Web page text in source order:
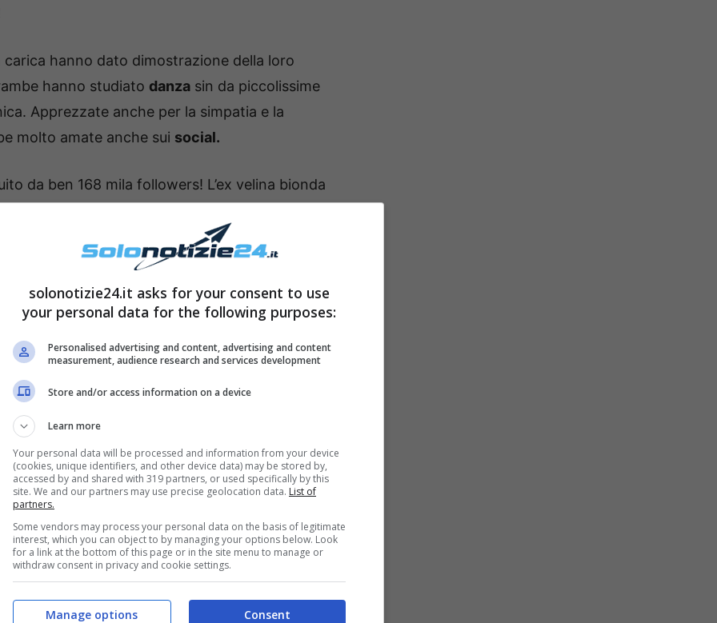
hanno dato dimostrazione della loro
hanno studiato danza sin da piccolissime
Apprezzate anche per la simpatia e la
molto amate anche sui social.
da ben 168 mila followers! L’ex velina bionda
senza parole
ha pubblicato uno scatto davvero
“Selinunte Temples by the moon!!! Posto
parole per la bellezza di questo luogo!”.
solonotizie24.it asks for your consent to use
your personal data for the following purposes:
Personalised advertising and content, advertising and content
measurement, audience research and services development
Store and/or access information on a device
Learn more
Your personal data will be processed and information from your device
(cookies, unique identifiers, and other device data) may be stored by,
accessed by and shared with 319 partners, or used specifically by this
site. We and our partners may use precise geolocation data. List of
partners.
Some vendors may process your personal data on the basis of legitimate
interest, which you can object to by managing your options below. Look
for a link at the bottom of this page or in the site menu to manage or
withdraw consent in privacy and cookie settings.
Consent
Manage options